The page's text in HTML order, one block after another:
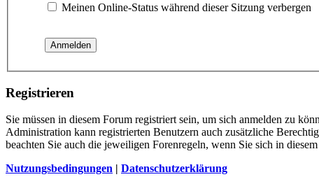
Meinen Online-Status während dieser Sitzung verbergen
Registrieren
Sie müssen in diesem Forum registriert sein, um sich anmelden zu
Administration kann registrierten Benutzern auch zusätzliche
beachten Sie auch die jeweiligen Forenregeln, wenn Sie sich in
Nutzungsbedingungen | Datenschutzerklärung